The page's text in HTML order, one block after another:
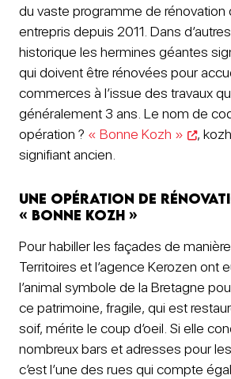
du vaste programme de rénovation
entrepris depuis 2011. Dans
historique les hermines géantes
qui doivent être rénovées pour
commerces à l’issue des travaux
généralement 3 ans. Le nom de
opération ? « Bonne Kozh »
,
signifiant ancien.
Une opération de
« Bonne Kozh »
Pour habiller les façades de
Territoires et l’agence Kerozen ont
l’animal symbole de la Bretagne
ce patrimoine, fragile, qui est
soif, mérite le coup d’oeil. Si elle
nombreux bars et adresses pour
c’est l’une des rues qui compte